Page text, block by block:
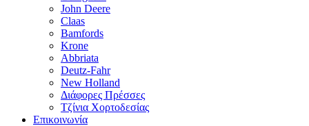
John Deere
Claas
Bamfords
Krone
Abbriata
Deutz-Fahr
New Holland
Διάφορες Πρέσσες
Τζίνια Χορτοδεσίας
Επικοινωνία